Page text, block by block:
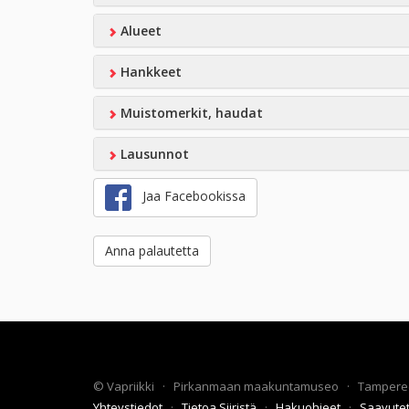
Alueet
Hankkeet
Muistomerkit, haudat
Lausunnot
Jaa Facebookissa
Anna palautetta
© Vapriikki · Pirkanmaan maakuntamuseo ·